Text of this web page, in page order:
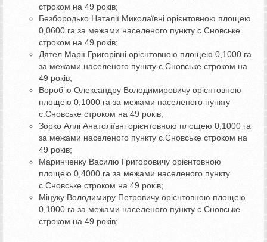
строком на 49 років;
Безбородько Наталії Миколаївні орієнтовною площею
0,0600 га за межами населеного пункту с.Сновське
строком на 49 років;
Дятел Марії Григорівні орієнтовною площею 0,1000 га
за межами населеного пункту с.Сновське строком на
49 років;
Вороб’ю Олександру Володимировичу орієнтовною
площею 0,1000 га за межами населеного пункту
с.Сновське строком на 49 років;
Зорко Аллі Анатоліївні орієнтовною площею 0,1000 га
за межами населеного пункту с.Сновське строком на
49 років;
Маринченку Василю Григоровичу орієнтовною
площею 0,4000 га за межами населеного пункту
с.Сновське строком на 49 років;
Міцуку Володимиру Петровичу орієнтовною площею
0,1000 га за межами населеного пункту с.Сновське
строком на 49 років;